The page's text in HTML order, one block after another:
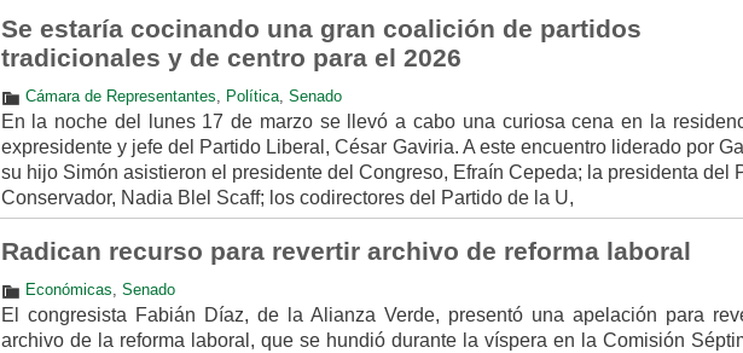
Se estaría cocinando una gran coalición de partidos
tradicionales y de centro para el 2026
Cámara de Representantes Política, Senado
En la noche del lunes 17 de marzo se llevó a cabo una curiosa cena en la
expresidente y jefe del Partido Liberal, César Gaviria. A este encuentro liderado por
su hijo Simón asistieron el presidente del Congreso, Efraín Cepeda; la presidenta del
Conservador, Nadia Blel Scaff; los codirectores del Partido de la U,
Radican recurso para revertir archivo de reforma laboral
Económicas Senado
El congresista Fabián Díaz, de la Alianza Verde, presentó una apelación para
archivo de la reforma laboral, que se hundió durante la víspera en la Comisión